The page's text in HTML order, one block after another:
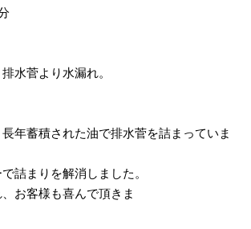
水菅より水漏れ。
年蓄積された油で排水菅を詰まっていま
詰まりを解消しました。
お客様も喜んで頂きま